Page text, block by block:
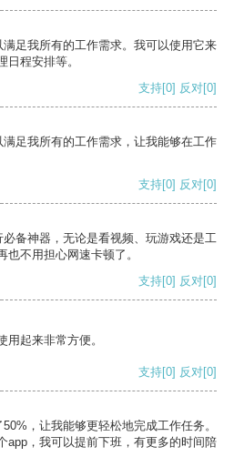
足我所有的工作需求。我可以使用它来
程安排等。
支持[0] 反对[0]
足我所有的工作需求，让我能够在工作
支持[0] 反对[0]
备神器，无论是看视频、玩游戏还是工
不用担心网速卡顿了。
支持[0] 反对[0]
起来非常方便。
支持[0] 反对[0]
，让我能够更轻松地完成工作任务。
app，我可以提前下班，有更多的时间陪